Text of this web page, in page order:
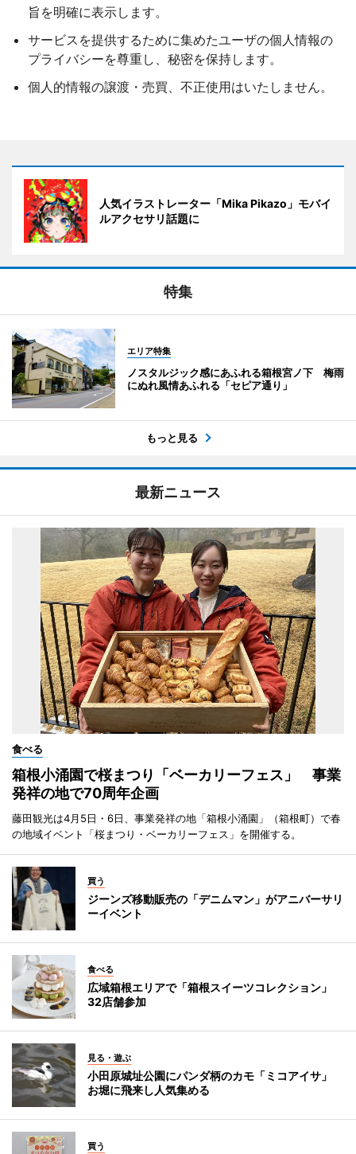
旨を明確に表示します。
サービスを提供するために集めたユーザの個人情報の
プライバシーを尊重し、秘密を保持します。
個人的情報の譲渡・売買、不正使用はいたしません。
人気イラストレーター「Mika Pikazo」モバイ
ルアクセサリ話題に
特集
エリア特集
ノスタルジック感にあふれる箱根宮ノ下 梅雨
にぬれ風情あふれる「セピア通り」
もっと見る
最新ニュース
食べる
箱根小涌園で桜まつり「ベーカリーフェス」 事業
発祥の地で70周年企画
藤田観光は4月5日・6日、事業発祥の地「箱根小涌園」（箱根町）で春
の地域イベント「桜まつり・ベーカリーフェス」を開催する。
買う
ジーンズ移動販売の「デニムマン」がアニバーサリ
ーイベント
食べる
広域箱根エリアで「箱根スイーツコレクション」
32店舗参加
見る・遊ぶ
小田原城址公園にパンダ柄のカモ「ミコアイサ」
お堀に飛来し人気集める
買う